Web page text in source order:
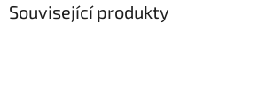
Související produkty